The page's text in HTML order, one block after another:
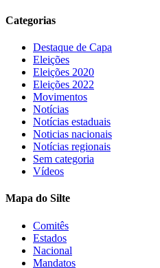
Categorias
Destaque de Capa
Eleições
Eleições 2020
Eleições 2022
Movimentos
Notícias
Notícias estaduais
Noticias nacionais
Notícias regionais
Sem categoria
Vídeos
Mapa do Silte
Comitês
Estados
Nacional
Mandatos